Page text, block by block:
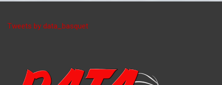
Tweets by data_basquet